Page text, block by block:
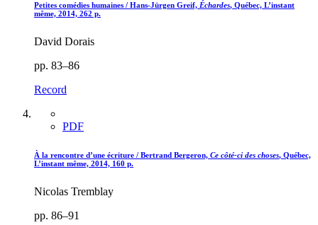
Petites comédies humaines / Hans-Jürgen Greif, Échardes, Québec, L’instant
même, 2014, 262 p.
David Dorais
pp. 83–86
Record
PDF
À la rencontre d’une écriture / Bertrand Bergeron, Ce côté-ci des choses, Québec,
L’instant même, 2014, 160 p.
Nicolas Tremblay
pp. 86–91